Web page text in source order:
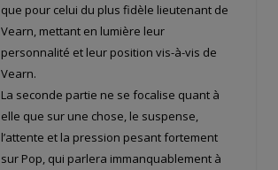
que pour celui du plus fidèle lieutenant de
Vearn, mettant en lumière leur
personnalité et leur position vis-à-vis de
Vearn.
La seconde partie ne se focalise quant à
elle que sur une chose, le suspense,
l’attente et la pression pesant fortement
sur Pop, qui parlera immanquablement à